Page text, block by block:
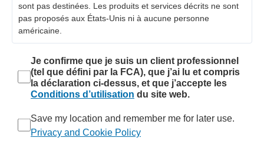
sont pas destinées. Les produits et services décrits ne sont
pas proposés aux États-Unis ni à aucune personne
américaine.
Je confirme que je suis un client professionnel
(tel que défini par la FCA), que j’ai lu et compris
la déclaration ci-dessus, et que j’accepte les
Conditions d’utilisation du site web.
Save my location and remember me for later use.
Privacy and Cookie Policy